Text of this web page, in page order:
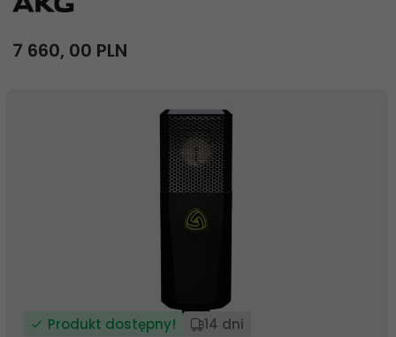
7 660, 00 PLN
Produkt dostępny! 14 dni